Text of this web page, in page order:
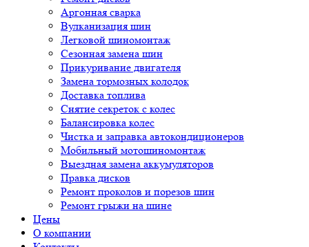
Аргонная сварка
Вулканизация шин
Легковой шиномонтаж
Сезонная замена шин
Прикуривание двигателя
Замена тормозных колодок
Доставка топлива
Снятие секреток с колес
Балансировка колес
Чистка и заправка автокондиционеров
Мобильный мотошиномонтаж
Выездная замена аккумуляторов
Правка дисков
Ремонт проколов и порезов шин
Ремонт грыжи на шине
Цены
О компании